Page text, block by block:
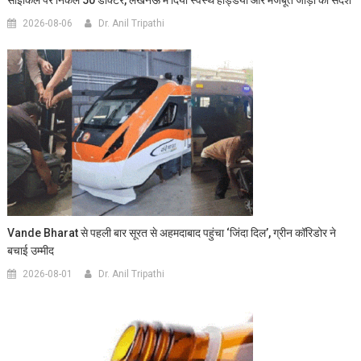
2026-08-06 Dr. Anil Tripathi
Vande Bharat से पहली बार सूरत से अहमदाबाद पहुंचा ‘जिंदा दिल’, ग्रीन कॉरिडोर ने
बचाई उम्मीद
2026-08-01 Dr. Anil Tripathi